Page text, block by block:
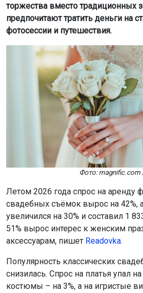
торжества вместо традиционных
предпочитают тратить деньги на
фотосессии и путешествия.
Фото:
Летом 2026 года спрос на аренду
свадебных съёмок вырос на 42%,
увеличился на 30% и составил 1
51% вырос интерес к женским
аксессуарам, пишет Readovka.
Популярность классических
снизилась. Спрос на платья упал
костюмы – на 3%, а на игристые